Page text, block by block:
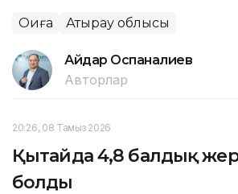
Оқиға Атырау облысы
Айдар Оспаналиев
Авторлар
20:26, 08 Тамыз 2026
Қытайда 4,8 балдық жер
болды